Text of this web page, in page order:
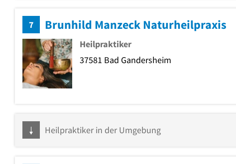
7 Brunhild Manzeck Naturheilpraxis
Heilpraktiker
37581 Bad Gandersheim
Heilpraktiker in der Umgebung